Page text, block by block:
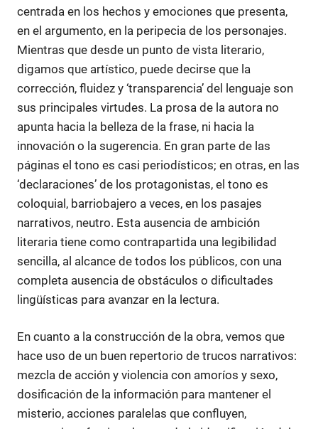
centrada en los hechos y emociones que presenta,
en el argumento, en la peripecia de los personajes.
Mientras que desde un punto de vista literario,
digamos que artístico, puede decirse que la
corrección, fluidez y ‘transparencia’ del lenguaje son
sus principales virtudes. La prosa de la autora no
apunta hacia la belleza de la frase, ni hacia la
innovación o la sugerencia. En gran parte de las
páginas el tono es casi periodísticos; en otras, en las
‘declaraciones’ de los protagonistas, el tono es
coloquial, barriobajero a veces, en los pasajes
narrativos, neutro. Esta ausencia de ambición
literaria tiene como contrapartida una legibilidad
sencilla, al alcance de todos los públicos, con una
completa ausencia de obstáculos o dificultades
lingüísticas para avanzar en la lectura.
En cuanto a la construcción de la obra, vemos que
hace uso de un buen repertorio de trucos narrativos:
mezcla de acción y violencia con amoríos y sexo,
dosificación de la información para mantener el
misterio, acciones paralelas que confluyen,